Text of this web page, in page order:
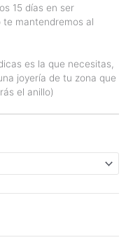
15 días en ser
mantendremos al
es la que necesitas,
joyería de tu zona que
el anillo)